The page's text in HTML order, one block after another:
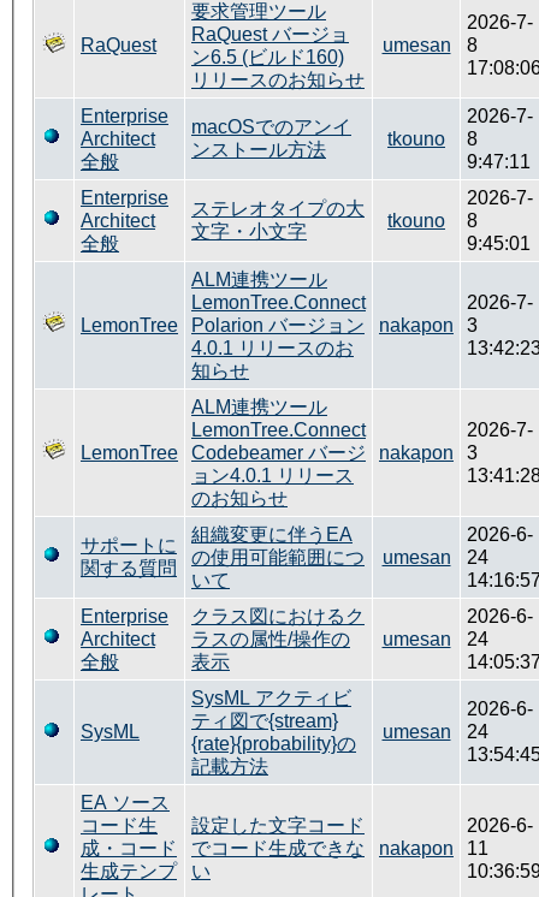
RaQuest
要求管理ツール
RaQuest バージョ
ン6.5 (ビルド160)
リリースのお知らせ
umesan
2026-7-
8
Enterprise
Architect
全般
macOSでのアンイ
ンストール方法
tkouno
2026-7-
8
9:47:11
Enterprise
Architect
全般
ステレオタイプの大
文字・小文字
tkouno
2026-7-
8
9:45:01
LemonTree
ALM連携ツール
LemonTree.Connect
Polarion バージョン
4.0.1 リリースのお
知らせ
nakapon
2026-7-
3
LemonTree
ALM連携ツール
LemonTree.Connect
Codebeamer バージ
ョン4.0.1 リリース
のお知らせ
nakapon
2026-7-
3
サポートに
関する質問
組織変更に伴うEA
の使用可能範囲につ
いて
umesan
2026-6-
24
Enterprise
Architect
全般
クラス図におけるク
ラスの属性/操作の
表示
umesan
2026-6-
24
SysML
SysML アクティビ
ティ図で{stream}
{rate}{probability}の
記載方法
umesan
2026-6-
24
EA ソース
コード生
成・コード
生成テンプ
設定した文字コード
でコード生成できな
い
nakapon
2026-6-
11